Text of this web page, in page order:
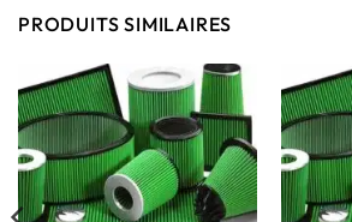
PRODUITS SIMILAIRES